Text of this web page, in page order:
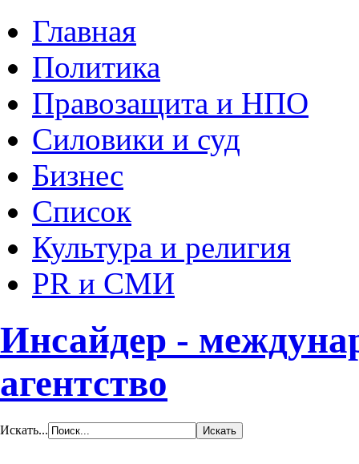
Главная
Политика
Правозащита и НПО
Силовики и суд
Бизнес
Список
Культура и религия
PR и СМИ
Инсайдер -
агентство
Искать...